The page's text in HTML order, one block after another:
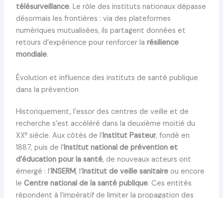
télésurveillance. Le rôle des instituts nationaux dépasse
désormais les frontières : via des plateformes
numériques mutualisées, ils partagent données et
retours d’expérience pour renforcer la résilience
mondiale.
Évolution et influence des instituts de santé publique
dans la prévention
Historiquement, l’essor des centres de veille et de
recherche s’est accéléré dans la deuxième moitié du
XXesiècle. Aux côtés de l’Institut Pasteur, fondé en
1887, puis de l’Institut national de prévention et
d’éducation pour la santé, de nouveaux acteurs ont
émergé : l’INSERM, l’Institut de veille sanitaireou encore
le Centre national de la santé publique. Ces entités
répondent à l’impératif de limiter la propagation des